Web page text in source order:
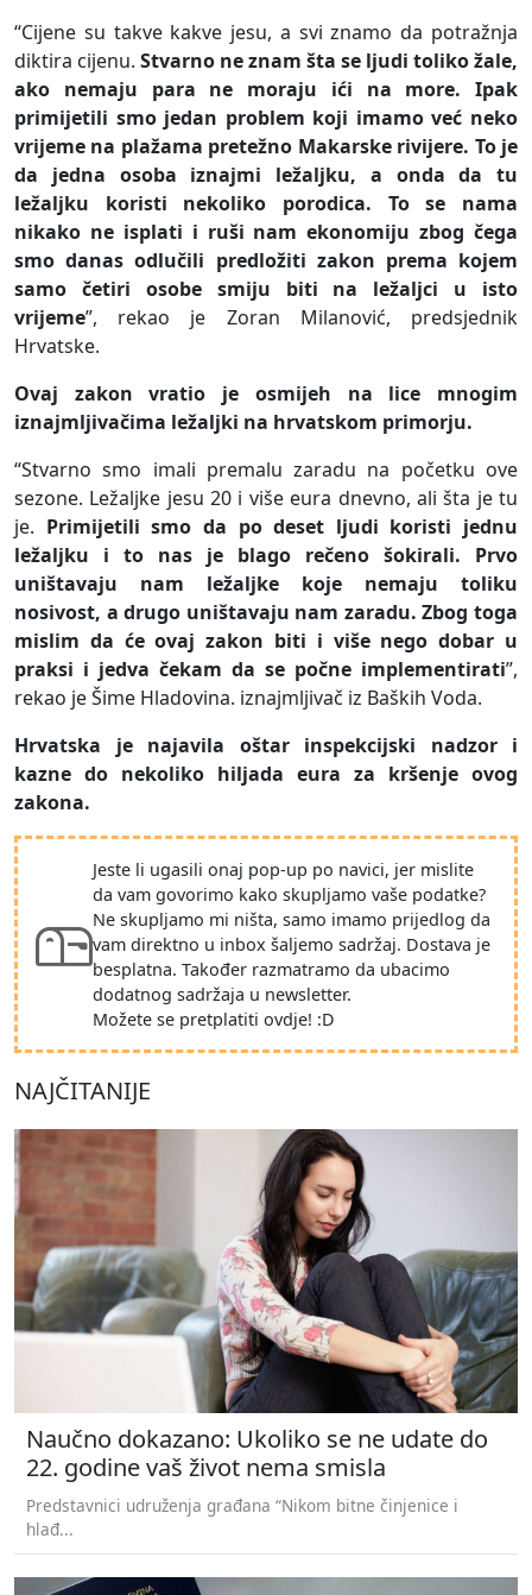
“Cijene su takve kakve jesu, a svi znamo da potražnja
diktira cijenu. Stvarno ne znam šta se ljudi toliko žale,
ako nemaju para ne moraju ići na more. Ipak
primijetili smo jedan problem koji imamo već neko
vrijeme na plažama pretežno Makarske rivijere. To je
da jedna osoba iznajmi ležaljku, a onda da tu
ležaljku koristi nekoliko porodica. To se nama
nikako ne isplati i ruši nam ekonomiju zbog čega
smo danas odlučili predložiti zakon prema kojem
samo četiri osobe smiju biti na ležaljci u isto
vrijeme”, rekao je Zoran Milanović, predsjednik
Hrvatske.
Ovaj zakon vratio je osmijeh na lice mnogim
iznajmljivačima ležaljki na hrvatskom primorju.
“Stvarno smo imali premalu zaradu na početku ove
sezone. Ležaljke jesu 20 i više eura dnevno, ali šta je tu
je. Primijetili smo da po deset ljudi koristi jednu
ležaljku i to nas je blago rečeno šokirali. Prvo
uništavaju nam ležaljke koje nemaju toliku
nosivost, a drugo uništavaju nam zaradu. Zbog toga
mislim da će ovaj zakon biti i više nego dobar u
praksi i jedva čekam da se počne implementirati”,
rekao je Šime Hladovina. iznajmljivač iz Baških Voda.
Hrvatska je najavila oštar inspekcijski nadzor i
kazne do nekoliko hiljada eura za kršenje ovog
zakona.
Jeste li ugasili onaj pop-up po navici, jer mislite
da vam govorimo kako skupljamo vaše podatke?
Ne skupljamo mi ništa, samo imamo prijedlog da
vam direktno u inbox šaljemo sadržaj. Dostava je
besplatna. Također razmatramo da ubacimo
dodatnog sadržaja u newsletter.
Možete se pretplatiti ovdje! :D
NAJČITANIJE
Naučno dokazano: Ukoliko se ne udate do
22. godine vaš život nema smisla
Predstavnici udruženja građana “Nikom bitne činjenice i
hlađ...